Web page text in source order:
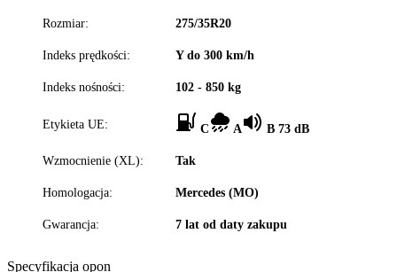
Rozmiar: 275/35R20
Indeks prędkości: Y do 300 km/h
Indeks nośności: 102 - 850 kg
Etykieta UE: C A B 73 dB
Wzmocnienie (XL): Tak
Homologacja: Mercedes (MO)
Gwarancja: 7 lat od daty zakupu
Specyfikacja opon